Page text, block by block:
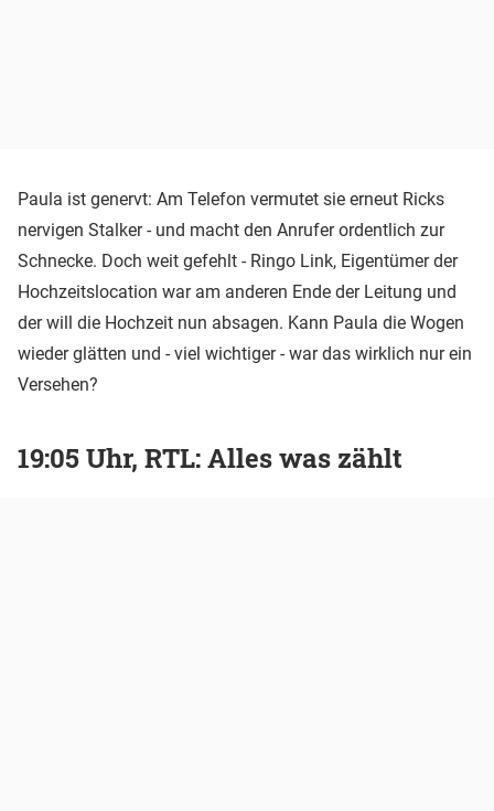
Paula ist genervt: Am Telefon vermutet sie erneut Ricks
nervigen Stalker - und macht den Anrufer ordentlich zur
Schnecke. Doch weit gefehlt - Ringo Link, Eigentümer der
Hochzeitslocation war am anderen Ende der Leitung und
der will die Hochzeit nun absagen. Kann Paula die Wogen
wieder glätten und - viel wichtiger - war das wirklich nur ein
Versehen?
19:05 Uhr, RTL: Alles was zählt